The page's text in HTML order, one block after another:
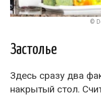
©
Застолье
Здесь сразу два
накрытый стол.